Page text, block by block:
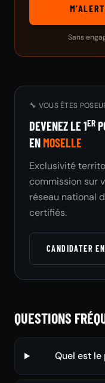
Sans
🔧 VOUS ÊTES
DEVENEZ LE 1ER
ENMOSELLE
Exclusivité
commission sur
réseau national
certifiés.
CANDIDATER
QUESTIONS
Quel est le